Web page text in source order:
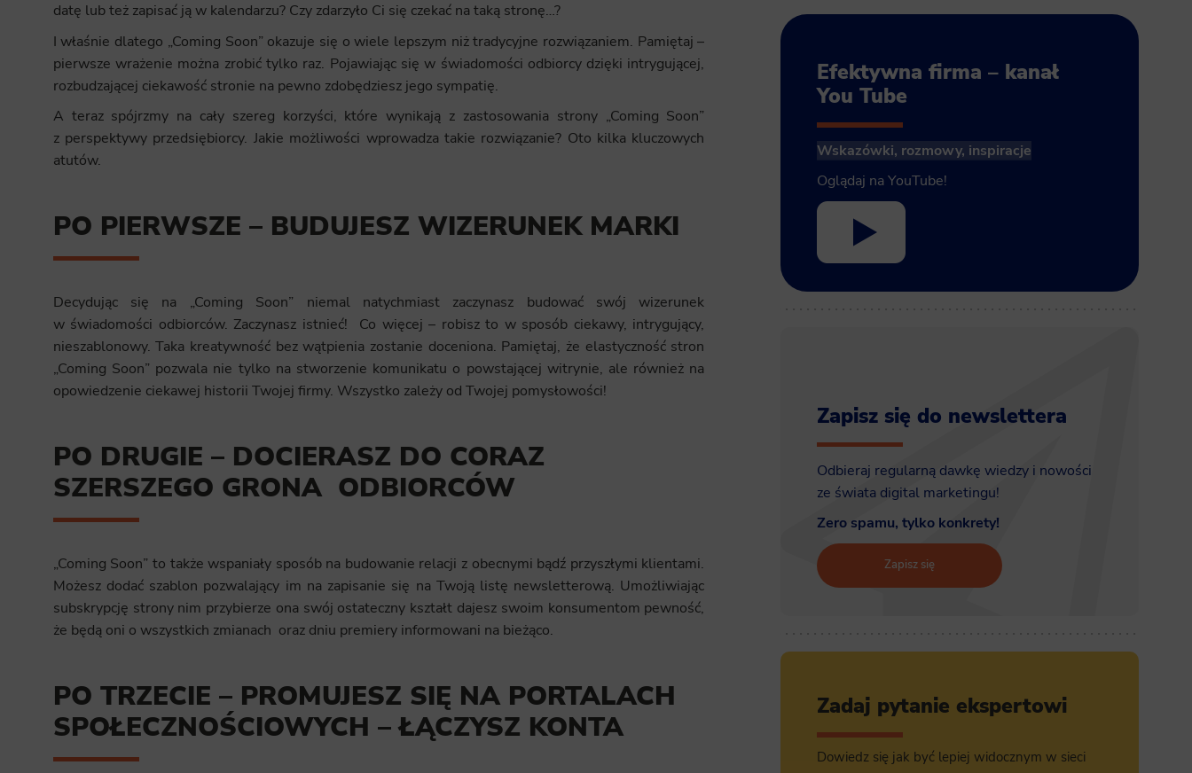
datę lub też zapisać ją w kalendarzu? Czy zdarzyło Ci się czekać na taką stronę…?
I właśnie dlatego „Coming Soon” okazuje się o wiele lepszym niż tradycyjne rozwiązaniem. Pamiętaj –
pierwsze wrażenie można zrobić tylko raz. Pojawiając się w świadomości odbiorcy dzięki intrygującej,
rozbudzającej ciekawość stronie na pewno zdobędziesz jego sympatię.
A teraz spójrzmy na cały szereg korzyści, które wynikają z zastosowania strony „Coming Soon”
z perspektywy przedsiębiorcy. Jakie możliwości wprowadza takie rozwiązanie? Oto kilka kluczowych
atutów.
PO PIERWSZE – BUDUJESZ WIZERUNEK MARKI
Decydując się na „Coming Soon” niemal natychmiast zaczynasz budować swój wizerunek
w świadomości odbiorców. Zaczynasz istnieć! Co więcej – robisz to w sposób ciekawy, intrygujący,
nieszablonowy. Taka kreatywność bez wątpienia zostanie doceniona. Pamiętaj, że elastyczność stron
„Coming Soon” pozwala nie tylko na stworzenie komunikatu o powstającej witrynie, ale również na
opowiedzenie ciekawej historii Twojej firmy. Wszystko zależy od Twojej pomysłowości!
PO DRUGIE – DOCIERASZ DO CORAZ
SZERSZEGO GRONA ODBIORCÓW
„Coming Soon” to także wspaniały sposób na budowanie relacji z obecnymi bądź przyszłymi klientami.
Możesz dodać szablon pozwalający im na zapisanie się na Twoją listę newsletterową. Umożliwiając
subskrypcję strony nim przybierze ona swój ostateczny kształt dajesz swoim konsumentom pewność,
że będą oni o wszystkich zmianach oraz dniu premiery informowani na bieżąco.
PO TRZECIE – PROMUJESZ SIĘ NA PORTALACH
SPOŁECZNOŚCIOWYCH – ŁĄCZYSZ KONTA
Efektywna firma – kanał
You Tube
Wskazówki, rozmowy, inspiracje
Oglądaj na YouTube!
Zapisz się do newslettera
Odbieraj regularną dawkę wiedzy i nowości
ze świata digital marketingu!
Zero spamu, tylko konkrety!
Zapisz się
Zadaj pytanie ekspertowi
Dowiedz się jak być lepiej widocznym w sieci